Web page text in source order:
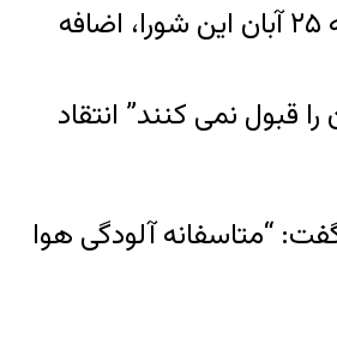
به گزارش خبرگزاری رسمی جمهوری اسلامی ایران، ایرنا، حبیب کاشانی، عضو شورای شهر تهران، در جلسه روز سه‌شنبه ۲۵ آبان این شورا، اضافه
قبول نمی کنند” انتقاد
“متاسفانه آلودگی هوا